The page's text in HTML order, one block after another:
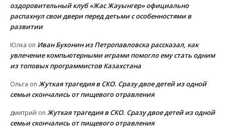
оздоровительный клуб «Жас Жауынгер» официально
распахнул свои двери перед детьми с особенностями в
развитии
Юлка on Иван Бухонин из Петропавловска рассказал, как
увлечение компьютерными играми помогло ему стать одним
из топовых программистов Казахстана
Ольга on Жуткая трагедия в СКО. Сразу двое детей из одной
семьи скончались от пищевого отравления
дмитрий on Жуткая трагедия в СКО. Сразу двое детей из одной
семьи скончались от пищевого отравления